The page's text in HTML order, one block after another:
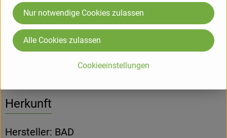
milder als grüne. Gleichzeitig wird das Fruchtfleisch weicher,
ohne an Stabilität zu verlieren.
Produktinformationen
Herkunft
Hersteller: BAD
Cookieeinstellungen
Nur notwendige Cookies zulassen
Alle Cookies zulassen